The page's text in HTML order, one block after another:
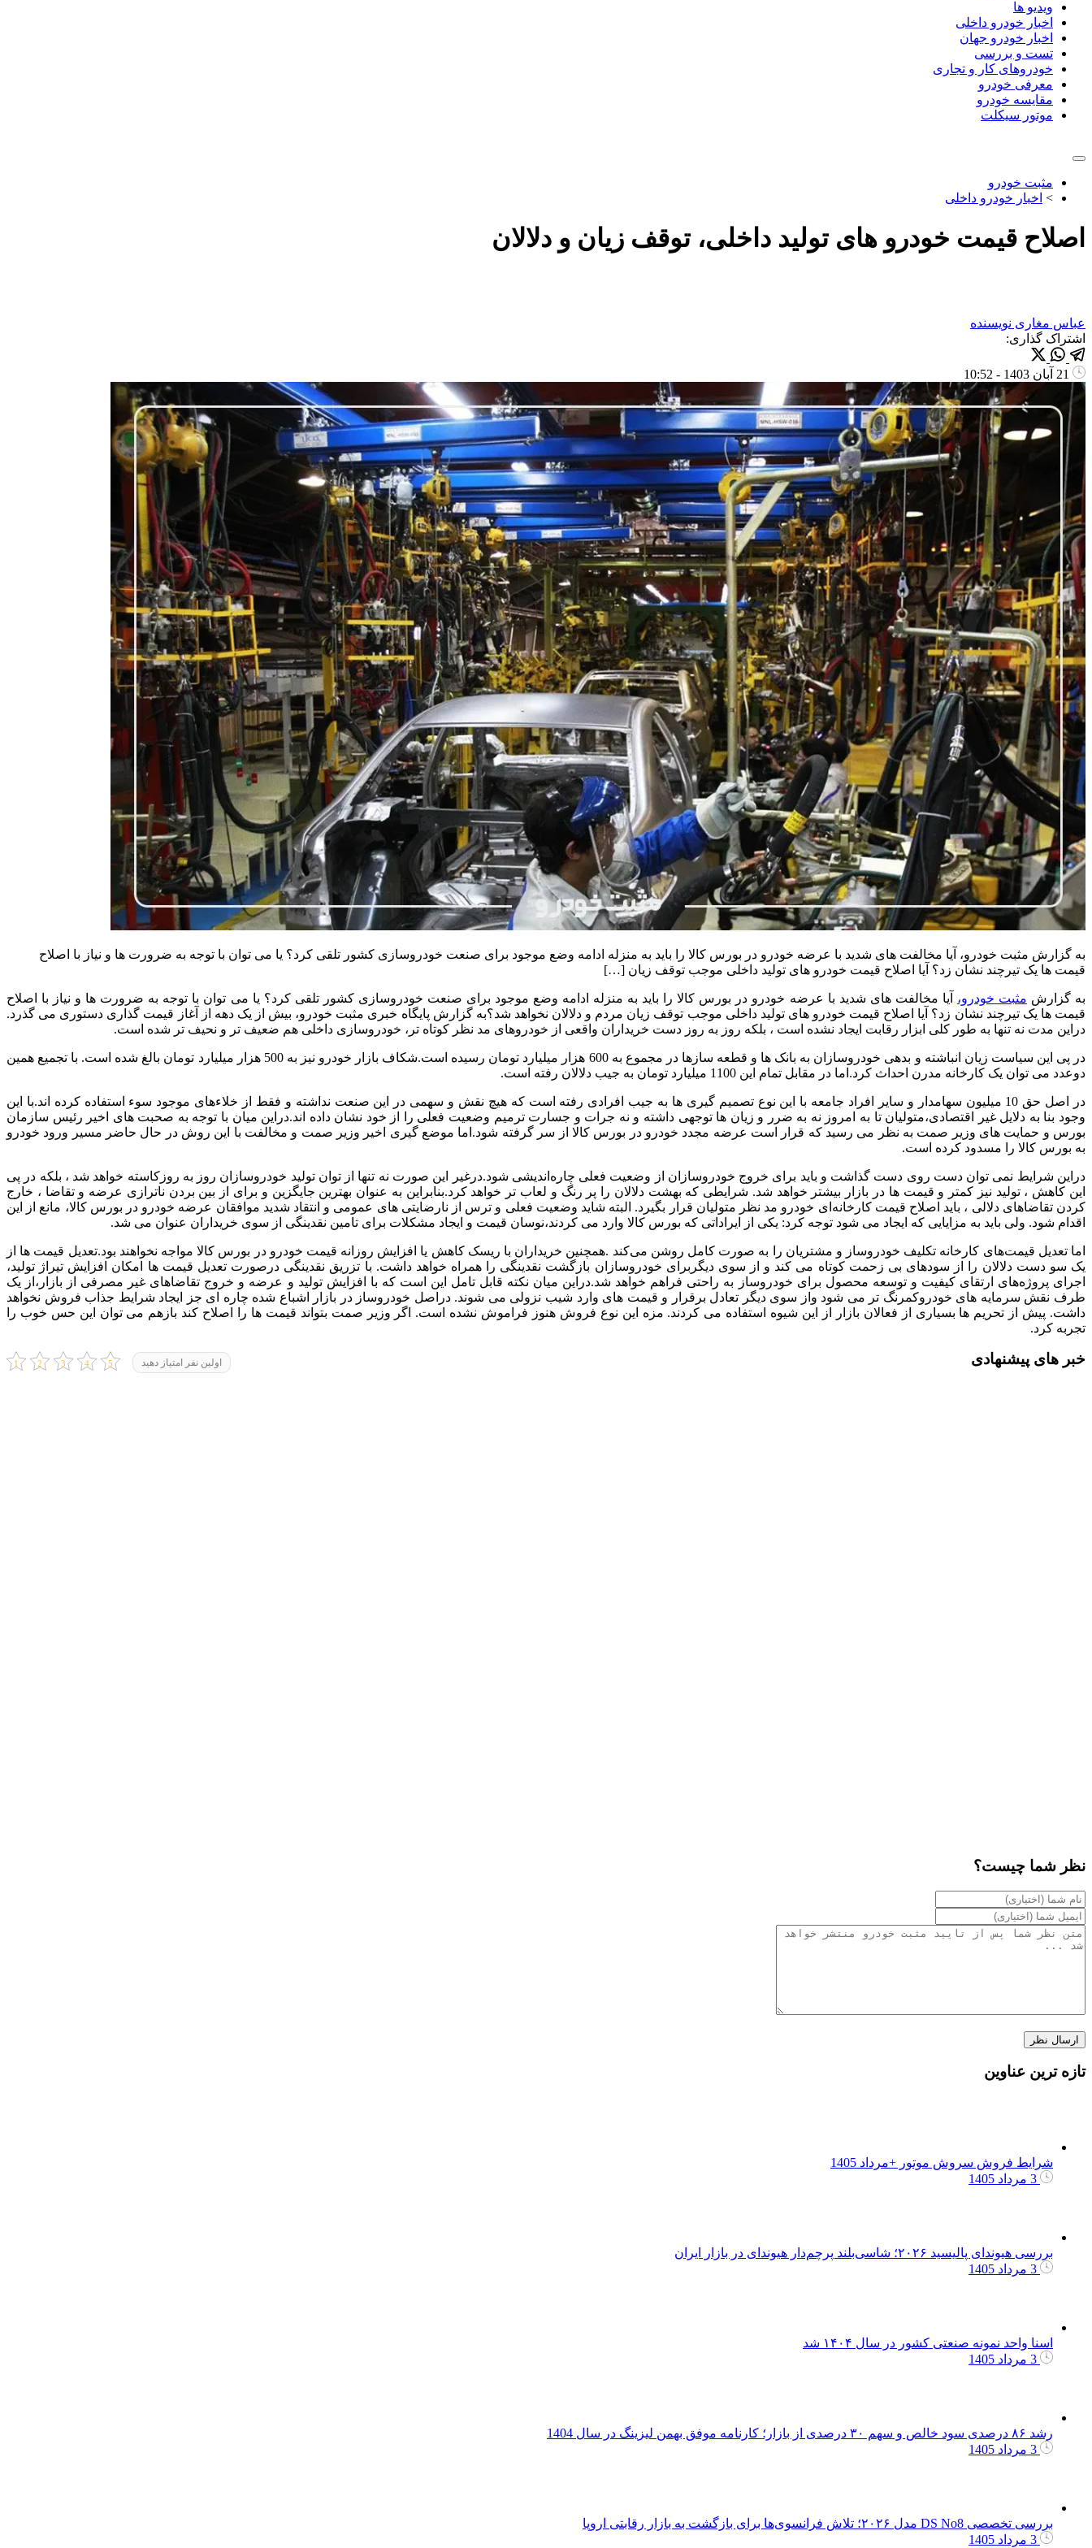
ویدیو ها
اخبار خودرو داخلی
اخبار خودرو جهان
تست و بررسی
خودروهای کار و تجاری
معرفی خودرو
مقایسه خودرو
موتور سیکلت
مثبت خودرو
> اخبار خودرو داخلی
اصلاح قیمت خودرو های تولید داخلی، توقف زیان و دلالان
عباس مغاری نویسنده
اشتراک گذاری:
به گزارش مثبت خودرو، آیا مخالفت های شدید با عرضه خودرو در بورس کالا را باید به منزله ادامه وضع موجود برای صنعت خودروسازی کشور تلقی کرد؟ یا می توان با توجه به ضرورت ها و نیاز با اصلاح
قیمت ها یک تیرچند نشان زد؟ آیا اصلاح قیمت خودرو های تولید داخلی موجب توقف زیان […]
به گزارش مثبت خودرو،
آیا مخالفت های شدید با عرضه خودرو در بورس کالا را باید به منزله ادامه وضع موجود برای صنعت خودروسازی کشور تلقی کرد؟ یا می توان با توجه به ضرورت ها و نیاز با اصلاح
قیمت ها یک تیرچند نشان زد؟ آیا اصلاح قیمت خودروهای تولید داخلی موجب توقف زیان مردم و دلالان نخواهد شد؟به گزارش پایگاه خبری مثبت خودرو، بیش از یک دهه از آغاز قیمت گذاری دستوری می گذرد.
دراین مدت نه تنها به طور کلی ابزار رقابت ایجاد نشده است ، بلکه روز به روز دست خریداران واقعی از خودروهای مد نظر کوتاه تر، خودروسازی داخلی هم ضعیف تر و نحیف تر شده است.
در پی این سیاست زیان انباشته و بدهی خودروسازان به بانک ها و قطعه سازها در مجموع به 600 هزار میلیارد تومان رسیده است.شکاف بازار خودرو نیز به 500 هزار میلیارد تومان بالغ شده است. با تجمیع همین
دوعدد می توان یک کارخانه مدرن احداث کرد.اما در مقابل تمام این 1100 میلیارد تومان به جیب دلالان رفته است.
در اصل حق 10 میلیون سهامدار و سایر افراد جامعه با این نوع تصمیم گیری ها به جیب افرادی رفته است که هیچ نقش و سهمی در این صنعت نداشته و فقط از خلاءهای موجود سوء استفاده کرده اند.
با این
وجود بنا به دلایل غیر اقتصادی،متولیان تا به امروز نه به ضرر و زیان ها توجهی داشته و نه جرات و جسارت ترمیم وضعیت فعلی را از خود نشان داده اند.دراین میان با توجه به صحبت های اخیر رئیس سازمان
بورس و حمایت های وزیر صمت به نظر می رسید که قرار است عرضه مجدد خودرو در بورس کالا از سر گرفته شود. اما موضع گیری اخیر وزیر صمت و مخالفت با این روش در حال حاضر مسیر ورود خودرو
به بورس کالا را مسدود کرده است.
دراین شرایط نمی توان دست روی دست گذاشت و باید برای خروج خودروسازان از وضعیت فعلی چاره‌اندیشی شود.درغیر این صورت نه تنها از توان تولید خودروسازان روز به روزکاسته خواهد شد ، بلکه در پی
این کاهش ، تولید نیز کمتر و قیمت ها در بازار بیشتر خواهد شد. شرایطی که بهشت دلالان را پر رنگ و لعاب تر خواهد کرد.بنابراین به عنوان بهترین جایگزین و برای از بین بردن ناترازی عرضه و تقاضا ، خارج
کردن تقاضاهای دلالی ، باید اصلاح قیمت کارخانه‌ای خودرو مد نظر متولیان قرار بگیرد. البته شاید وضعیت فعلی و ترس از نارضایتی های عمومی و انتقاد شدید موافقان عرضه خودرو در بورس کالا، مانع از این
اقدام شود. ولی باید به مزایایی که ایجاد می شود توجه کرد: یکی از ایراداتی که بورس کالا وارد می کردند،نوسان قیمت و ایجاد مشکلات برای تامین نقدینگی از سوی خریداران عنوان می شد.
اما تعدیل قیمت‌های کارخانه تکلیف خودروساز و مشتریان را به صورت کامل روشن می‌کند .همچنین خریداران با ریسک کاهش یا افزایش روزانه قیمت خودرو در بورس کالا مواجه نخواهند بود.تعدیل قیمت ها از
یک سو دست دلالان را از سودهای بی زحمت کوتاه می کند و از سوی دیگربرای خودروسازان بازگشت نقدینگی را همراه خواهد داشت. با تزریق نقدینگی درصورت تعدیل قیمت ها امکان افزایش تیراژ تولید،
اجرای پروژه‌های ارتقای کیفیت و توسعه محصول برای خودروساز به راحتی فراهم خواهد شد.دراین میان نکته قابل تامل این است که با افزایش تولید و عرضه و خروج تقاضاهای غیر مصرفی از بازار،از یک
طرف نقش سرمایه های خودروکمرنگ تر می شود واز سوی دیگر تعادل برقرار و قیمت های وارد شیب نزولی می شوند.دراصل خودروساز در بازار اشباع شده چاره ای جز ایجاد شرایط جذاب فروش نخواهد
داشت. پیش از تحریم ها بسیاری از فعالان بازار از این شیوه استفاده می کردند. مزه این نوع فروش هنوز فراموش نشده است. اگر وزیر صمت بتواند قیمت ها را اصلاح کند بازهم می توان این حس خوب را
تجربه کرد.
اولین نفر امتیاز دهید خبر های پیشنهادی
نظر شما چیست؟
تازه ترین عناوین
شرایط فروش سروش موتور +مرداد 1405
بررسی هیوندای پالیسید ۲۰۲۶؛ شاسی‌بلند پرچم‌دار هیوندای در بازار ایران
اسنا واحد نمونه صنعتی کشور در سال ۱۴۰۴ شد
رشد ۸۶ درصدی سود خالص و سهم ۳۰ درصدی از بازار؛ کارنامه موفق بهمن لیزینگ در سال 1404
بررسی تخصصی DS No8 مدل ۲۰۲۶؛ تلاش فرانسوی‌ها برای بازگشت به بازار رقابتی اروپا